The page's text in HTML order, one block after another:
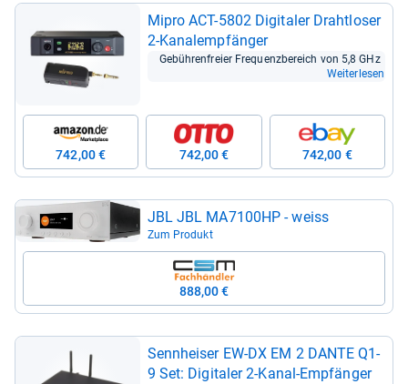
Mipro ACT-​5802 Digi­ta­ler Draht­lo­ser
2-​Kanal­emp­fän­ger
Gebüh­ren­freier Fre­quenz­be­reich von 5,8 GHz
Weiterlesen
742,00 € 742,00 € 742,00 €
JBL JBL MA7100HP -​ weiss
Zum Produkt
888,00 €
Senn­hei­ser EW-​DX EM 2 DANTE Q1-​
9 Set: Digi­ta­ler 2-​Kanal-​Emp­fän­ger